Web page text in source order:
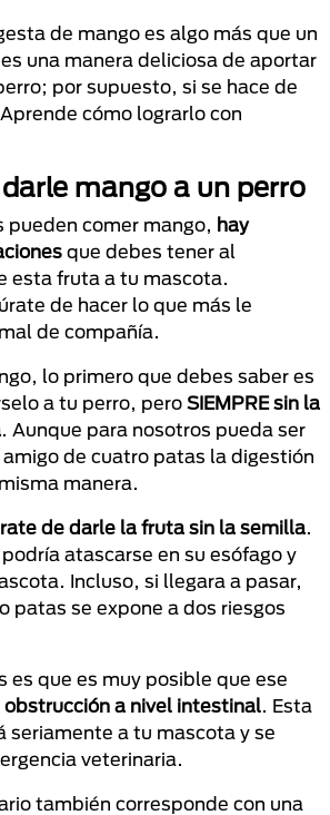
de mango es algo más que un
una manera deliciosa de aportar
por supuesto, si se hace de
cómo lograrlo con
mango a un perro
pueden comer mango, hay
que debes tener al
esta fruta a tu mascota.
de hacer lo que más le
de compañía.
lo primero que debes saber es
a tu perro, pero SIEMPRE sin la
. Aunque para nosotros pueda ser
de cuatro patas la digestión
manera.
de darle la fruta sin la semilla.
atascarse en su esófago y
Incluso, si llegara a pasar,
patas se expone a dos riesgos
es que es muy posible que ese
obstrucción a nivel intestinal. Esta
seriamente a tu mascota y se
veterinaria.
también corresponde con una